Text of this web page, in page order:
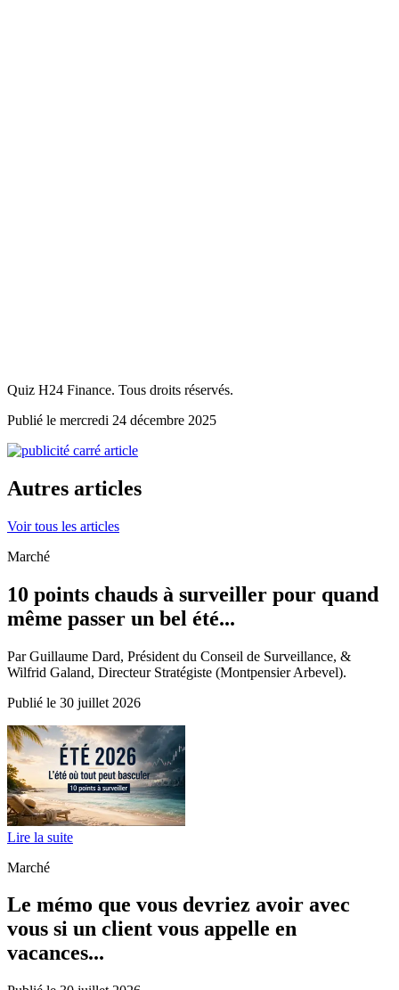
Quiz H24 Finance. Tous droits réservés.
Publié le mercredi 24 décembre 2025
Autres articles
Voir tous les articles
Marché
10 points chauds à surveiller pour quand
même passer un bel été...
Par Guillaume Dard, Président du Conseil de Surveillance, &
Wilfrid Galand, Directeur Stratégiste (Montpensier Arbevel).
Publié le 30 juillet 2026
Lire la suite
Marché
Le mémo que vous devriez avoir avec
vous si un client vous appelle en
vacances...